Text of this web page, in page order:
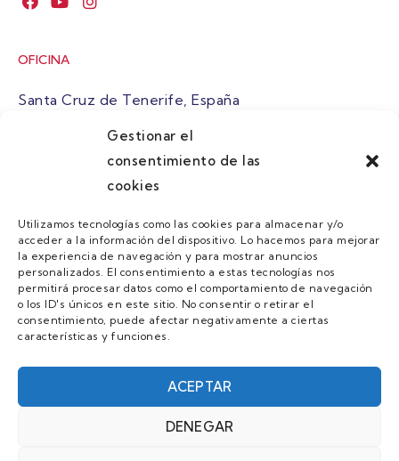
Gestionar el
consentimiento de las
cookies
Utilizamos tecnologías como las cookies para almacenar y/o
acceder a la información del dispositivo. Lo hacemos para mejorar
la experiencia de navegación y para mostrar anuncios
personalizados. El consentimiento a estas tecnologías nos
permitirá procesar datos como el comportamiento de navegación
o los ID's únicos en este sitio. No consentir o retirar el
consentimiento, puede afectar negativamente a ciertas
características y funciones.
ACEPTAR
DENEGAR
OFICINA
Santa Cruz de Tenerife, España
atuaire@grupoatuaire.com
+34 638765829
MENU
Quienes Somos
Guias
Contacto
Únete